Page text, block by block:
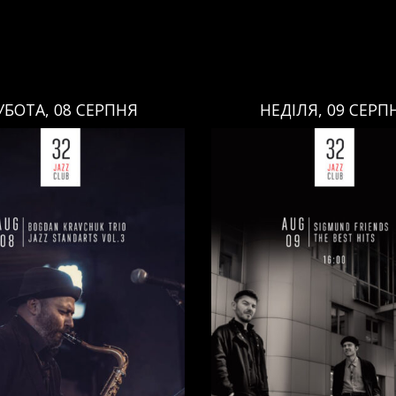
09 СЕРПНЯ
Ціна:
Павло Литвиненко
/Денис Дудко
Люлякін
/
НЕДІЛЯ, 09
Ціна:
Виконавці:
Павло
(Рояль,)/Денис Дудко
Олександр Люлякін (